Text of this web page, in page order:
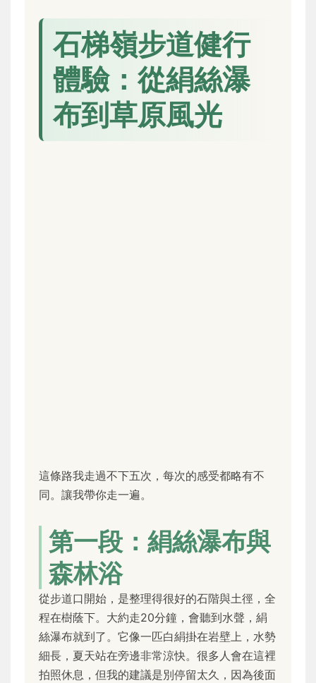
石梯嶺步道健行
體驗：從絹絲瀑
布到草原風光
這條路我走過不下五次，每次的感受都略有不
同。讓我帶你走一遍。
第一段：絹絲瀑布與
森林浴
從步道口開始，是整理得很好的石階與土徑，全
程在樹蔭下。大約走20分鐘，會聽到水聲，絹
絲瀑布就到了。它像一匹白絹掛在岩壁上，水勢
細長，夏天站在旁邊非常涼快。很多人會在這裡
拍照休息，但我的建議是別停留太久，因為後面